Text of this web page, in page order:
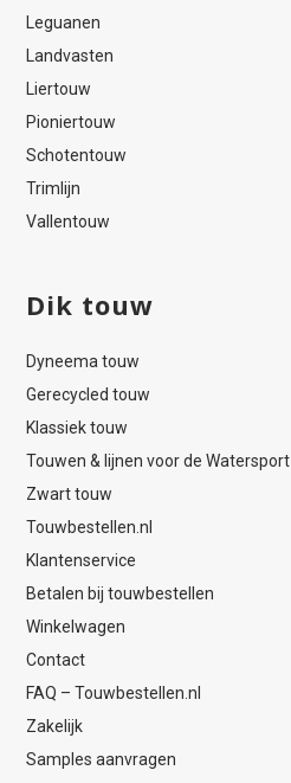
Leguanen
Landvasten
Liertouw
Pioniertouw
Schotentouw
Trimlijn
Vallentouw
Dik touw
Dyneema touw
Gerecycled touw
Klassiek touw
Touwen & lijnen voor de Watersport
Zwart touw
Touwbestellen.nl
Klantenservice
Betalen bij touwbestellen
Winkelwagen
Contact
FAQ – Touwbestellen.nl
Zakelijk
Samples aanvragen